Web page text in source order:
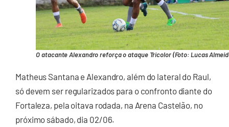
O atacante Alexandro reforça o ataque Tricolor (Foto: Lucas
Matheus Santana e Alexandro, além do lateral do Raul,
só devem ser regularizados para o confronto diante do
Fortaleza, pela oitava rodada, na Arena Castelão, no
próximo sábado, dia 02/06.